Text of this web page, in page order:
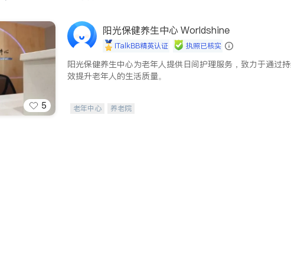
5
阳光保健养生中心 Worldshine
iTalkBB精英认证 执照已核实
阳光保健养生中心为老年人提供日间护理服务，致力于通过
效提升老年人的生活质量。
老年中心 养老院